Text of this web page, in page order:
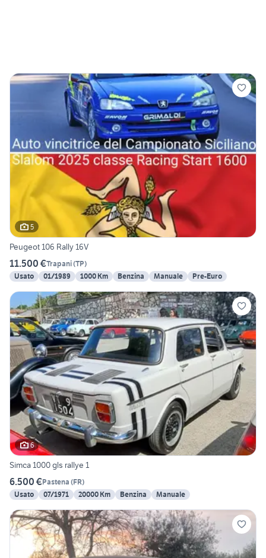
5
Peugeot 106 Rally 16V
11.500 €Trapani(TP)
Usato
01/1989 1000 Km Benzina Manuale Pre-Euro
6
Simca 1000 gls rallye 1
6.500 €Pastena (FR)
Usato
07/1971 20000 Km Benzina Manuale